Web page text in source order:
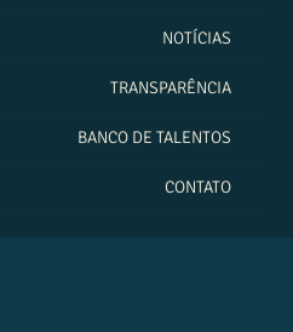
NOTÍCIAS
TRANSPARÊNCIA
BANCO DE TALENTOS
CONTATO